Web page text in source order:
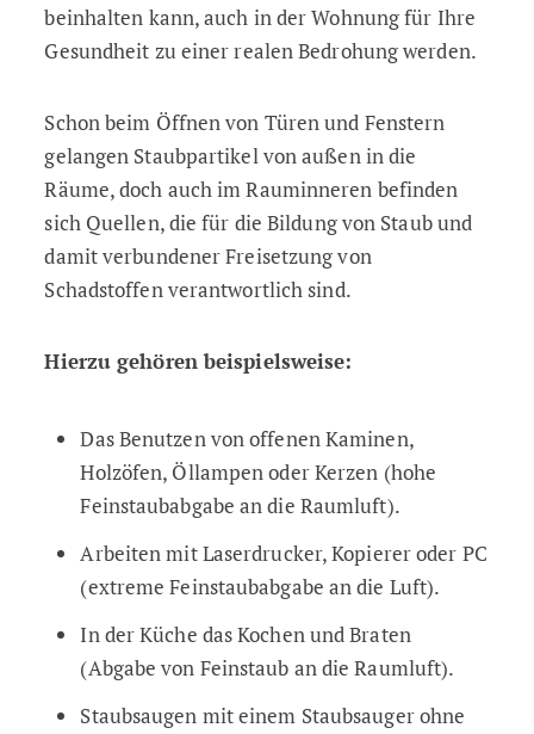
beinhalten kann, auch in der Wohnung für Ihre
Gesundheit zu einer realen Bedrohung werden.
Schon beim Öffnen von Türen und Fenstern
gelangen Staubpartikel von außen in die
Räume, doch auch im Rauminneren befinden
sich Quellen, die für die Bildung von Staub und
damit verbundener Freisetzung von
Schadstoffen verantwortlich sind.
Hierzu gehören beispielsweise:
Das Benutzen von offenen Kaminen,
Holzöfen, Öllampen oder Kerzen (hohe
Feinstaubabgabe an die Raumluft).
Arbeiten mit Laserdrucker, Kopierer oder PC
(extreme Feinstaubabgabe an die Luft).
In der Küche das Kochen und Braten
(Abgabe von Feinstaub an die Raumluft).
Staubsaugen mit einem Staubsauger ohne